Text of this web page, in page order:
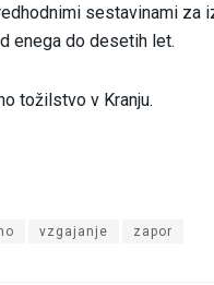
sestavinami za
enega do desetih let.
tožilstvo v Kranju.
vzgajanje zapor